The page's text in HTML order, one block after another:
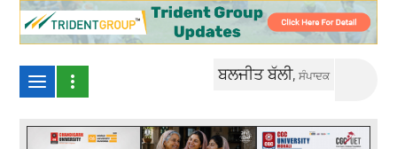
ਬਲਜੀਤ ਬੱਲੀ,ਸੰਪਾਦਕ